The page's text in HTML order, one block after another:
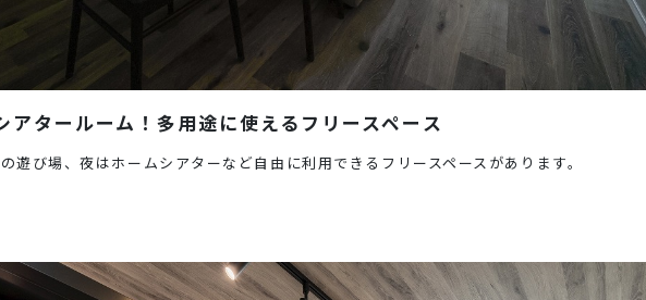
アタールーム！多用途に使えるフリースペース
遊び場、夜はホームシアターなど自由に利用できるフリースペースがあります。